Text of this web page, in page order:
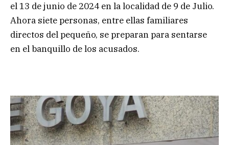
el 13 de junio de 2024 en la localidad de 9 de Julio.
Ahora siete personas, entre ellas familiares
directos del pequeño, se preparan para sentarse
en el banquillo de los acusados.